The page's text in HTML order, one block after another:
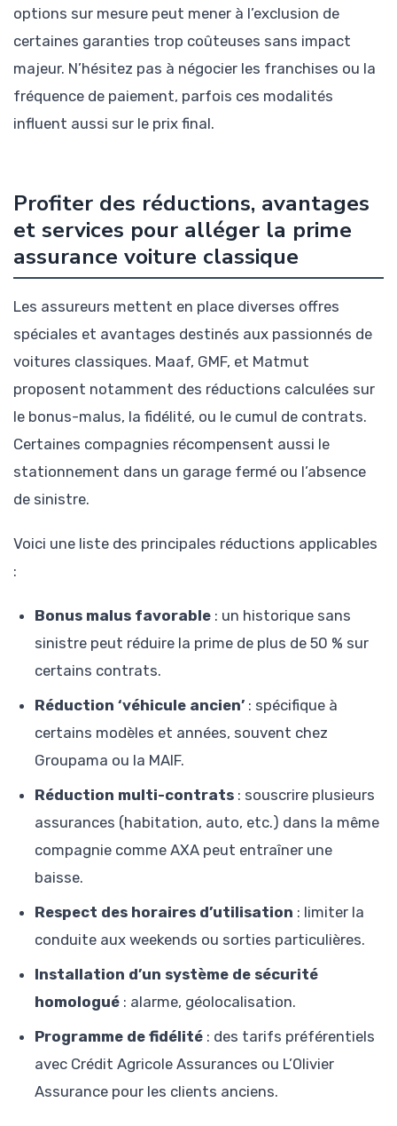
options sur mesure peut mener à l’exclusion de
certaines garanties trop coûteuses sans impact
majeur. N’hésitez pas à négocier les franchises ou la
fréquence de paiement, parfois ces modalités
influent aussi sur le prix final.
Profiter des réductions, avantages
et services pour alléger la prime
assurance voiture classique
Les assureurs mettent en place diverses offres
spéciales et avantages destinés aux passionnés de
voitures classiques. Maaf, GMF, et Matmut
proposent notamment des réductions calculées sur
le bonus-malus, la fidélité, ou le cumul de contrats.
Certaines compagnies récompensent aussi le
stationnement dans un garage fermé ou l’absence
de sinistre.
Voici une liste des principales réductions applicables
:
Bonus malus favorable : un historique sans
sinistre peut réduire la prime de plus de 50 % sur
certains contrats.
Réduction ‘véhicule ancien’ : spécifique à
certains modèles et années, souvent chez
Groupama ou la MAIF.
Réduction multi-contrats : souscrire plusieurs
assurances (habitation, auto, etc.) dans la même
compagnie comme AXA peut entraîner une
baisse.
Respect des horaires d’utilisation : limiter la
conduite aux weekends ou sorties particulières.
Installation d’un système de sécurité
homologué : alarme, géolocalisation.
Programme de fidélité : des tarifs préférentiels
avec Crédit Agricole Assurances ou L’Olivier
Assurance pour les clients anciens.